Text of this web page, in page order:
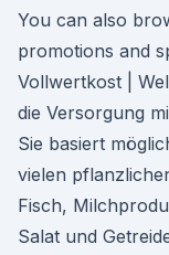
You can also
promotions and
Vollwertkost |
die Versorgung
Sie basiert
vielen
Fisch,
Salat und